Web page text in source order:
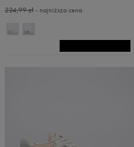
224,99 zł- najniższa cena